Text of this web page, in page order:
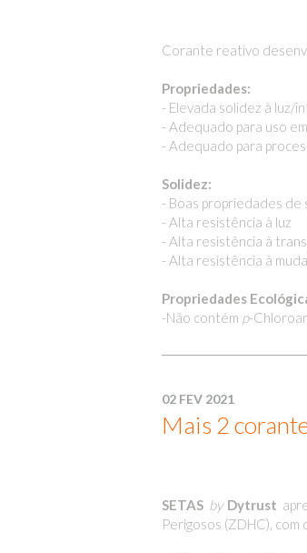
Corante reativo
Propriedades:
- Elevada solidez à luz/
- Adequado para uso
- Adequado para
Solidez:
- Boas propriedades de
- Alta resistência à luz
- Alta resistência à
- Alta resistência à
Propriedades
-Não contém p-
02 FEV 2021
Mais 2
SETAS by Dytrust
Perigosos (ZDHC),